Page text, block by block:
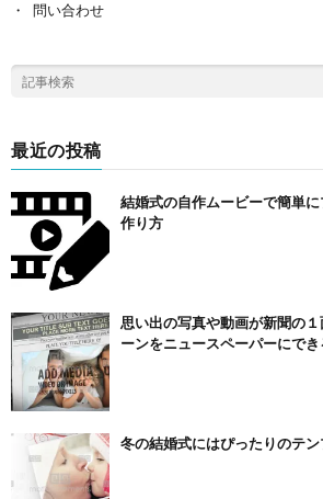
問い合わせ
最近の投稿
結婚式の自作ムービーで簡単
作り方
思い出の写真や動画が新聞の
ーンをニュースペーパーにで
冬の結婚式にはぴったりのテン